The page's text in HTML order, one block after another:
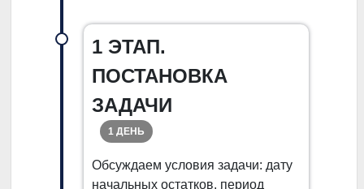
1 ЭТАП.
ПОСТАНОВКА
ЗАДАЧИ
1 ДЕНЬ
Обсуждаем условия задачи: дату
начальных остатков, период